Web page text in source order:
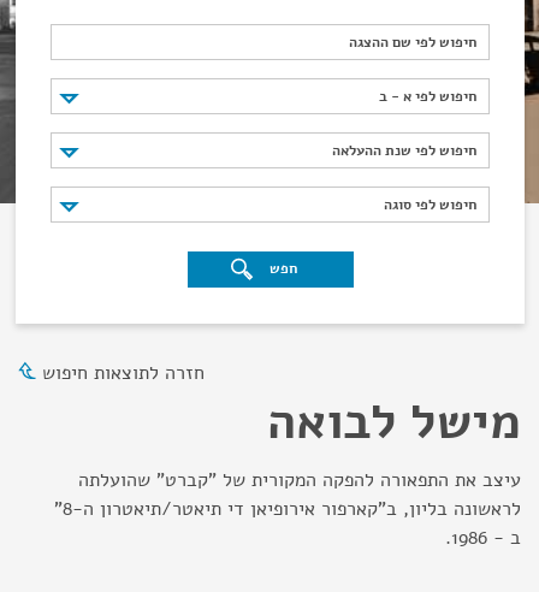
חיפוש לפי שם ההצגה
חיפוש לפי א - ב
חיפוש לפי א - ב
חיפוש לפי שנת ההעלאה
חיפוש לפי שנת ההעלאה
חיפוש לפי סוגה
חיפוש לפי סוגה
חפש
חזרה לתוצאות חיפוש
מישל לבואה
עיצב את התפאורה להפקה המקורית של "קברט" שהועלתה
לראשונה בליון, ב"קארפור אירופיאן די תיאטר/תיאטרון ה-8"
ב - 1986.